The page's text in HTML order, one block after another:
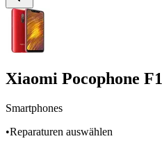
Xiaomi Pocophone F1
Smartphones
•Reparaturen auswählen